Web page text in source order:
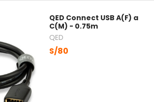
QED Connect USB A(F) a
C(M) - 0.75m
QED
S/80